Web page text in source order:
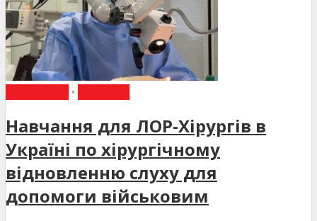
•
Навчання для ЛОР-Хірургів в
Україні по хірургічному
відновленню слуху для
допомоги військовим